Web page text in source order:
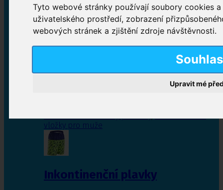
Tyto webové stránky používají soubory cookies
uživatelského prostředí, zobrazení
webových stránek a zjištění zdroje návštěvnosti.
Upravit mé
Inkontinenční kalhotky
Plenkové kalhotky navlékací,Plenkové kalhotky
vložky pro muže
Inkontinenční plavky